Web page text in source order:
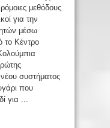
μεθόδους
για την
μέσω
το Κέντρο
συστήματος
που
για ...